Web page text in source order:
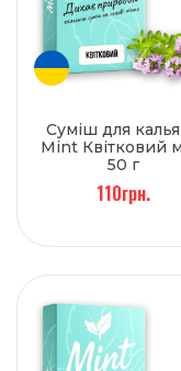
Суміш для
Mint Квітковий
50 г
110грн.